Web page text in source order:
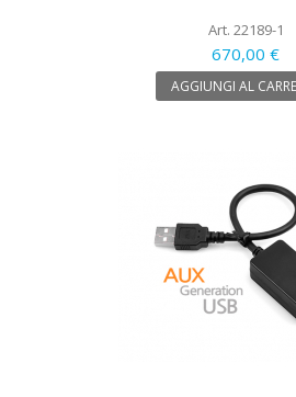
Art. 22189-1
670,00 €
AGGIUNGI AL